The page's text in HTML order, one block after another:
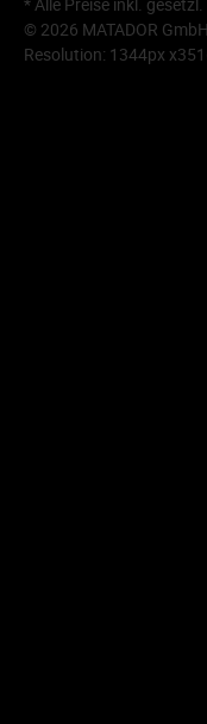
© 2026 MATADOR
Resolution: 1344px